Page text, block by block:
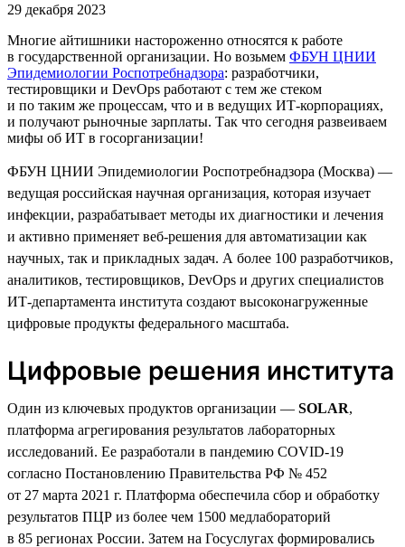
29 декабря 2023
Многие айтишники настороженно относятся к работе
в государственной организации. Но возьмем ФБУН ЦНИИ
Эпидемиологии Роспотребнадзора: разработчики,
тестировщики и DevOps работают с тем же стеком
и по таким же процессам, что и в ведущих ИТ-корпорациях,
и получают рыночные зарплаты. Так что сегодня развеиваем
мифы об ИТ в госорганизации!
ФБУН ЦНИИ Эпидемиологии Роспотребнадзора (Москва) —
ведущая российская научная организация, которая изучает
инфекции, разрабатывает методы их диагностики и лечения
и активно применяет веб-решения для автоматизации как
научных, так и прикладных задач. А более 100 разработчиков,
аналитиков, тестировщиков, DevOps и других специалистов
ИТ-департамента института создают высоконагруженные
цифровые продукты федерального масштаба.
Цифровые решения института
Один из ключевых продуктов организации — SOLAR,
платформа агрегирования результатов лабораторных
исследований. Ее разработали в пандемию COVID-19
согласно Постановлению Правительства РФ № 452
от 27 марта 2021 г. Платформа обеспечила сбор и обработку
результатов ПЦР из более чем 1500 медлабораторий
в 85 регионах России. Затем на Госуслугах формировались